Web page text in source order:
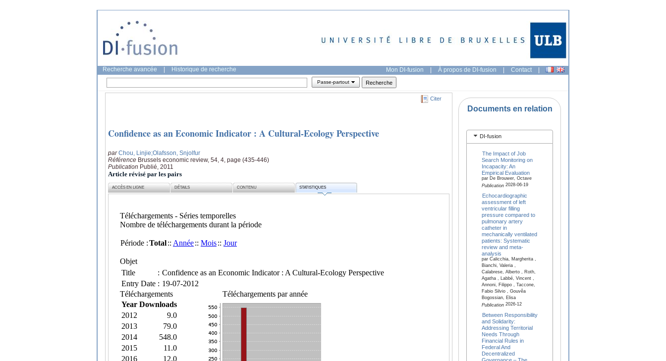
Recherche avancée Historique de recherche Mon DI-fusion | À propos de DI-fusion | Contact |
Passe-partout
Citer
Confidence as an Economic Indicator : A Cultural-Ecology Perspective
parChou, Linjie;Olafsson, Snjolfur
Référence Brussels economic review, 54, 4, page (435-446)
Publication Publié, 2011
Article révisé par les pairs
ACCÈS EN LIGNE DÉTAILS CONTENU STATISTIQUES
Documents en relation
DI-fusion
The Impact of Job
Search Monitoring on
Incapacity: An
Empirical Evaluation
par De Brouwer, Octave
Publication2028-06-19
Echocardiographic
assessment of left
ventricular filling
pressure compared to
pulmonary artery
catheter in
mechanically ventilated
patients: Systematic
review and meta-
analysis
par Calicchia, Margherita ,
Bianchi, Valeria ,
Calabrese, Alberto , Roth,
Agatha , Labbé, Vincent ,
Annoni, Filippo , Taccone,
Fabio Silvio , Gouvêa
Bogossian, Elisa
Publication2026-12
Between Responsibility
and Solidarity:
Addressing Territorial
Needs Through
Financial Rules in
Federal And
Decentralized
Governance – The